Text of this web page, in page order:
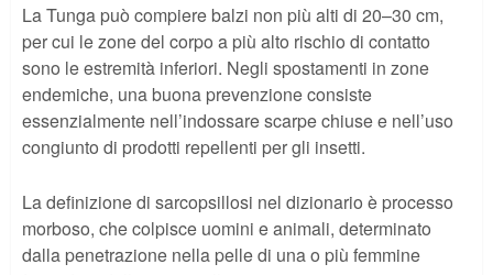
La Tunga può compiere balzi non più alti di 20–30 cm,
per cui le zone del corpo a più alto rischio di contatto
sono le estremità inferiori. Negli spostamenti in zone
endemiche, una buona prevenzione consiste
essenzialmente nell’indossare scarpe chiuse e nell’uso
congiunto di prodotti repellenti per gli insetti.
La definizione di sarcopsillosi nel dizionario è processo
morboso, che colpisce uomini e animali, determinato
dalla penetrazione nella pelle di una o più femmine